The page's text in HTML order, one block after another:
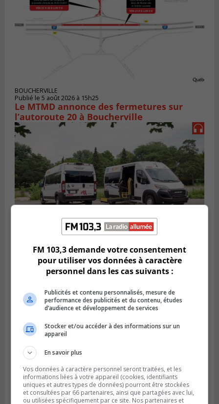
BOUCHERVILLE
Publié le 5 août 2026 à 15h25
Le MTMD annonce des fermetures sur
l’autoroute 20 à Boucherville
VIEUX-LONGUEUIL
Publié le 31 juillet 2026 à 14h20
Le RTL dévoile sa nouvelle flotte de
transport adapté
FM 103,3 demande votre consentement
pour utiliser vos données à caractère
personnel dans les cas suivants :
Publicités et contenu personnalisés, mesure de
performance des publicités et du contenu, études
d’audience et développement de services
Stocker et/ou accéder à des informations sur un
appareil
En savoir plus
Vos données à caractère personnel seront traitées, et les
informations liées à votre appareil (cookies, identifiants
uniques et autres types de données) pourront être stockées
et consultées par 66 partenaires, ainsi que partagées avec lui,
ou utilisées spécifiquement par ce site. Nos partenaires et